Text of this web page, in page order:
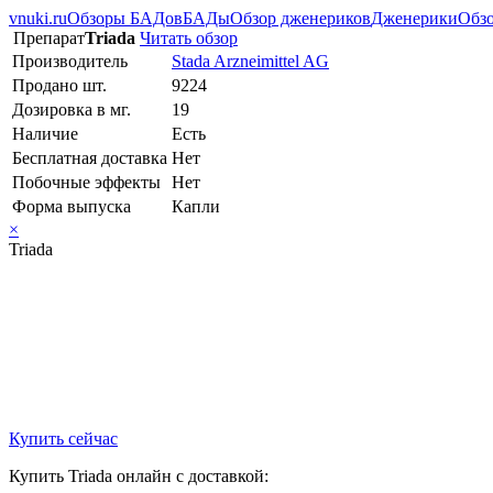
vnuki.ruОбзоры БАДовБАДыОбзор дженериковДженерики
ПрепаратTriada Читать обзор
Производитель
Stada Arzneimittel AG
Продано шт.
9224
Дозировка в мг.
19
Наличие
Есть
Бесплатная доставка Нет
Побочные эффекты Нет
Форма выпуска
Капли
×
Triada
Купить сейчас
Купить Triada онлайн с доставкой: